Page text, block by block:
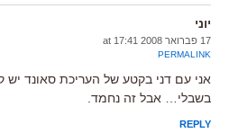
יוני
17 פברואר 2008 at 17:41
PERMALINK
אני עם דני בקטע של העריכת סאונד יש
בשבלי… אבל זה נחמד.
REPLY